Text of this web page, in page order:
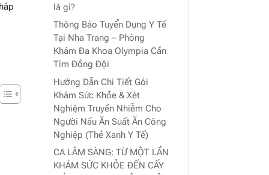
là gì?
Thông Báo Tuyển Dụng Y Tế
Tại Nha Trang – Phòng
Khám Đa Khoa Olympia Cần
Tìm Đồng Đội
Hướng Dẫn Chi Tiết Gói
Khám Sức Khỏe & Xét
Nghiệm Truyền Nhiễm Cho
Người Nấu Ăn Suất Ăn Công
Nghiệp (Thẻ Xanh Y Tế)
CA LÂM SÀNG: TỪ MỘT LẦN
KHÁM SỨC KHỎE ĐẾN CẤY